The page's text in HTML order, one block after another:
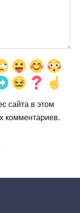
сайта в этом
комментариев.